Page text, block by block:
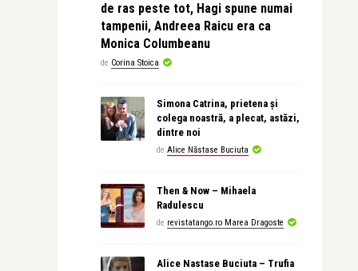
de ras peste tot, Hagi spune numai
tampenii, Andreea Raicu era ca
Monica Columbeanu
de Corina Stoica
Simona Catrina, prietena și
colega noastră, a plecat, astăzi,
dintre noi
de Alice Năstase Buciuta
Then & Now – Mihaela
Radulescu
de revistatango.ro Marea Dragoste
Alice Nastase Buciuta – Trufia